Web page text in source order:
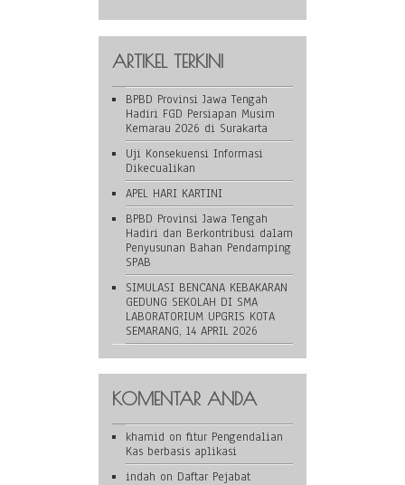
ARTIKEL TERKINI
BPBD Provinsi Jawa Tengah
Hadiri FGD Persiapan Musim
Kemarau 2026 di Surakarta
Uji Konsekuensi Informasi
Dikecualikan
APEL HARI KARTINI
BPBD Provinsi Jawa Tengah
Hadiri dan Berkontribusi dalam
Penyusunan Bahan Pendamping
SPAB
SIMULASI BENCANA KEBAKARAN
GEDUNG SEKOLAH DI SMA
LABORATORIUM UPGRIS KOTA
SEMARANG, 14 APRIL 2026
KOMENTAR ANDA
khamid on fitur Pengendalian
Kas berbasis aplikasi
indah on Daftar Pejabat